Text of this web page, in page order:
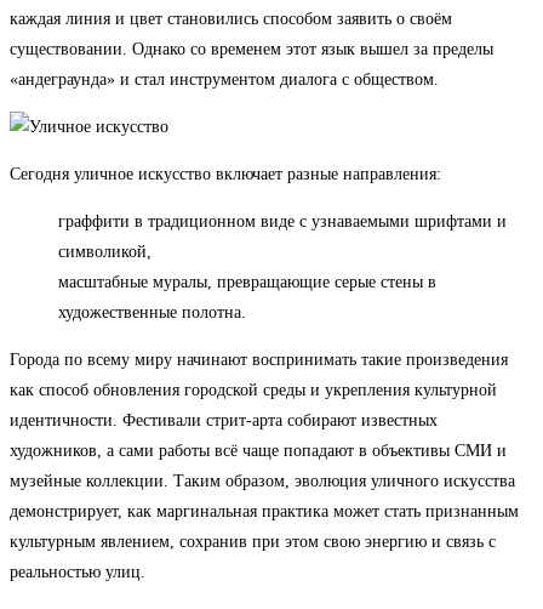
каждая линия и цвет становились способом заявить о своём
существовании. Однако со временем этот язык вышел за пределы
«андеграунда» и стал инструментом диалога с обществом.
Сегодня уличное искусство включает разные направления:
граффити в традиционном виде с узнаваемыми шрифтами и
символикой,
масштабные муралы, превращающие серые стены в
художественные полотна.
Города по всему миру начинают воспринимать такие произведения
как способ обновления городской среды и укрепления культурной
идентичности. Фестивали стрит-арта собирают известных
художников, а сами работы всё чаще попадают в объективы СМИ и
музейные коллекции. Таким образом, эволюция уличного искусства
демонстрирует, как маргинальная практика может стать признанным
культурным явлением, сохранив при этом свою энергию и связь с
реальностью улиц.